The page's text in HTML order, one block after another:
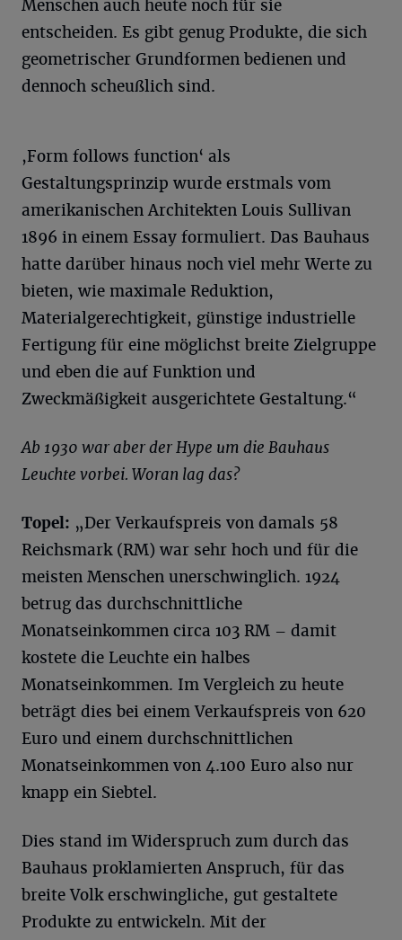
Menschen auch heute noch für sie
entscheiden. Es gibt genug Produkte, die sich
geometrischer Grundformen bedienen und
dennoch scheußlich sind.
,Form follows function‘ als
Gestaltungsprinzip wurde erstmals vom
amerikanischen Architekten Louis Sullivan
1896 in einem Essay formuliert. Das Bauhaus
hatte darüber hinaus noch viel mehr Werte zu
bieten, wie maximale Reduktion,
Materialgerechtigkeit, günstige industrielle
Fertigung für eine möglichst breite Zielgruppe
und eben die auf Funktion und
Zweckmäßigkeit ausgerichtete Gestaltung.“
Ab 1930 war aber der Hype um die Bauhaus
Leuchte vorbei. Woran lag das?
Topel: „Der Verkaufspreis von damals 58
Reichsmark (RM) war sehr hoch und für die
meisten Menschen unerschwinglich. 1924
betrug das durchschnittliche
Monatseinkommen circa 103 RM – damit
kostete die Leuchte ein halbes
Monatseinkommen. Im Vergleich zu heute
beträgt dies bei einem Verkaufspreis von 620
Euro und einem durchschnittlichen
Monatseinkommen von 4.100 Euro also nur
knapp ein Siebtel.
Dies stand im Widerspruch zum durch das
Bauhaus proklamierten Anspruch, für das
breite Volk erschwingliche, gut gestaltete
Produkte zu entwickeln. Mit der